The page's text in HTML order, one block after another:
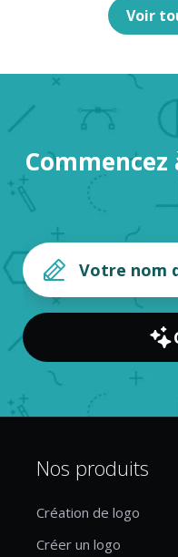
Voir
Nos produits
Création de logo
Créer un logo